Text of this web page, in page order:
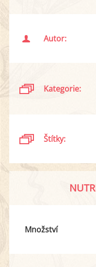
Autor:
Kategorie:
Štítky:
Množství